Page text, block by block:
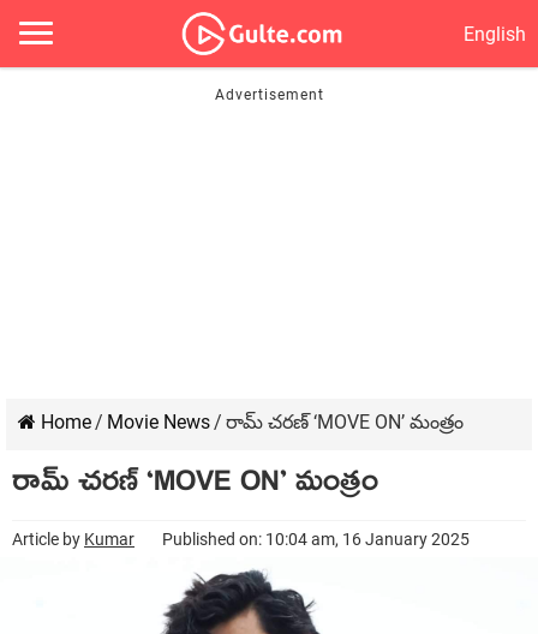
English
Home/ Movie News/ రామ్ చరణ్ ‘MOVE ON’ మంత్రం
రామ్ చరణ్ ‘MOVE ON’ మంత్రం
Article by Kumar Published on: 10:04 am, 16 January 2025